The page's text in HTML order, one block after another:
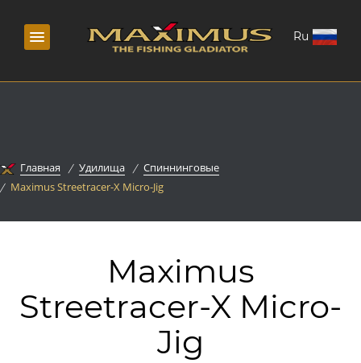
Ru
Главная Удилища
Спиннинговые
Maximus Streetracer-X Micro-Jig
Maximus
Streetracer-X Micro-
Jig